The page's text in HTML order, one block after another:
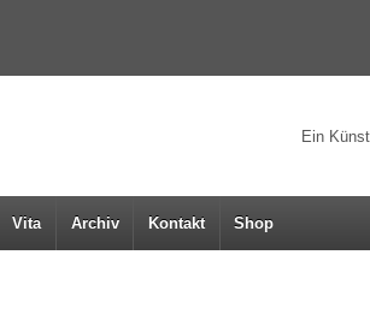
Ein
Vita Archiv Kontakt Shop